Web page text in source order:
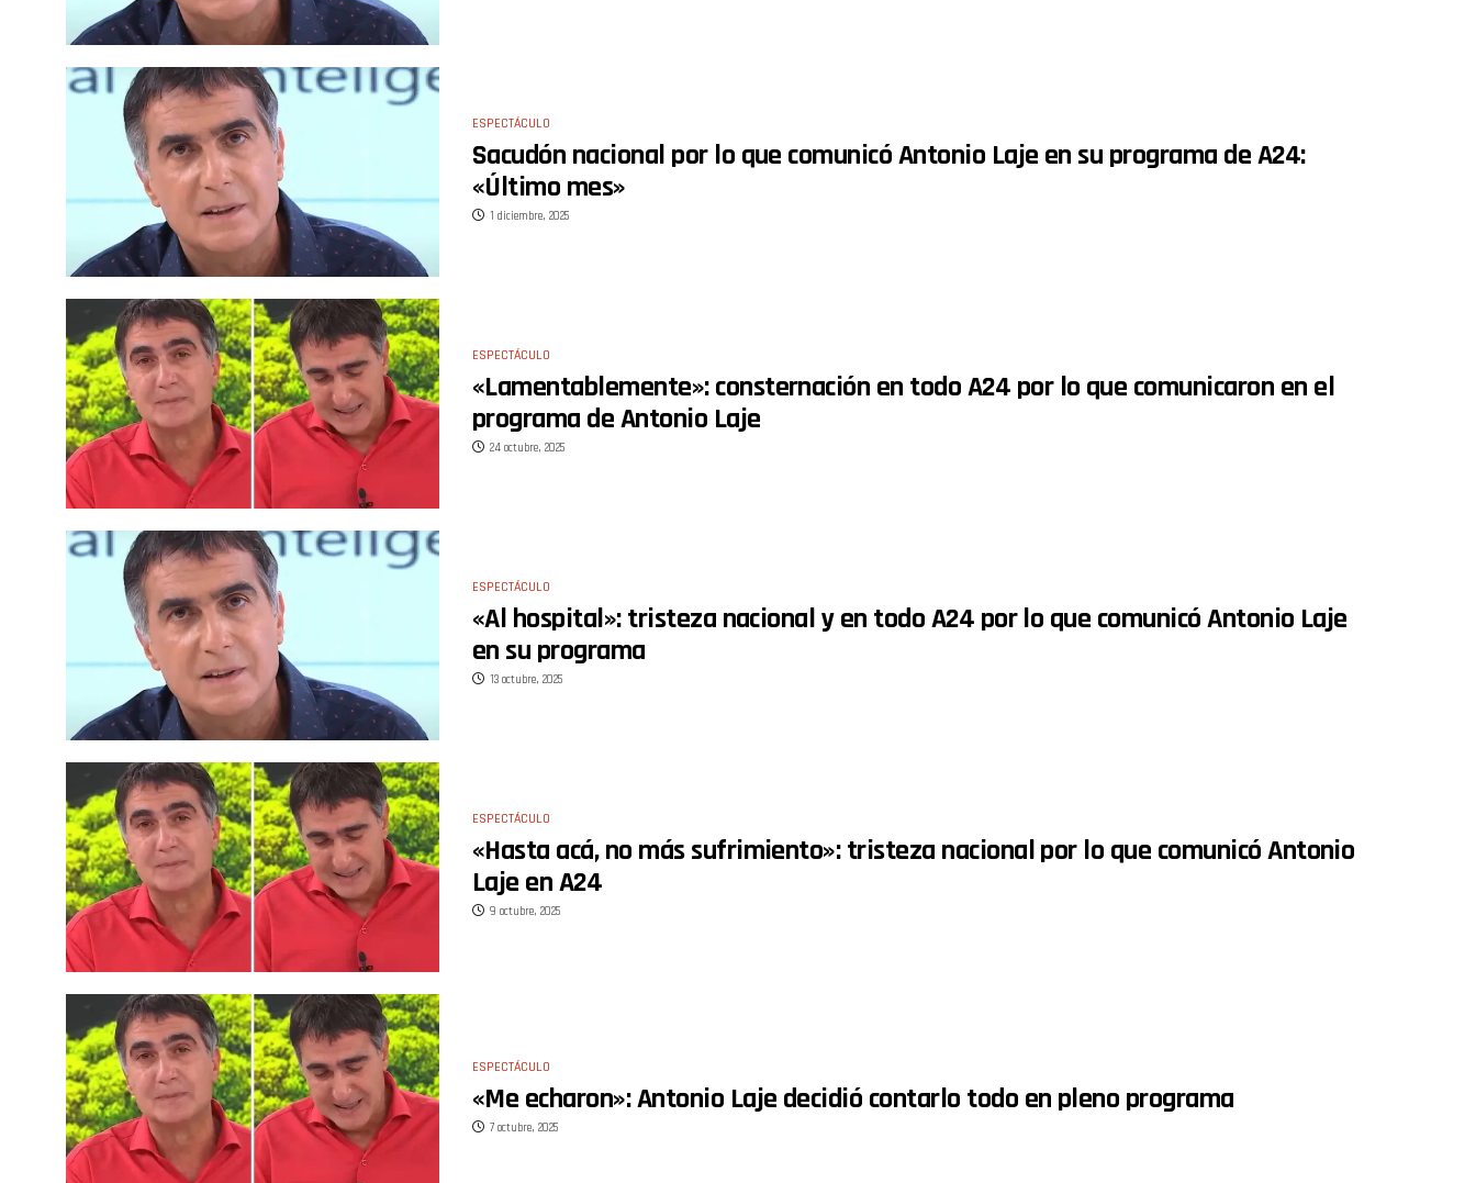
ESPECTÁCULO
Sacudón nacional por lo que comunicó Antonio Laje en su programa de A24:
«Último mes»
1 diciembre, 2025
ESPECTÁCULO
«Lamentablemente»: consternación en todo A24 por lo que comunicaron en el
programa de Antonio Laje
24 octubre, 2025
ESPECTÁCULO
«Al hospital»: tristeza nacional y en todo A24 por lo que comunicó Antonio Laje
en su programa
13 octubre, 2025
ESPECTÁCULO
«Hasta acá, no más sufrimiento»: tristeza nacional por lo que comunicó Antonio
Laje en A24
9 octubre, 2025
ESPECTÁCULO
«Me echaron»: Antonio Laje decidió contarlo todo en pleno programa
7 octubre, 2025